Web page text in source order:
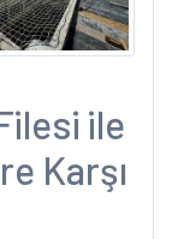
ile
Karşı